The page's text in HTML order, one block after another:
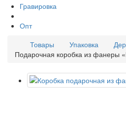
Гравировка
Опт
Товары
Упаковка
Подарочная коробка из фанеры